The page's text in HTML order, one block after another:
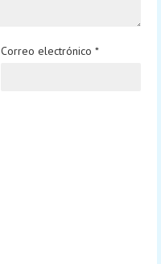
Correo electrónico *